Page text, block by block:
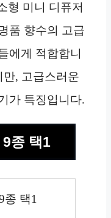
형 미니 디퓨저
품 향수의 고급
에게 적합합니
, 고급스러운
가 특징입니다.
종 택1
종 택1